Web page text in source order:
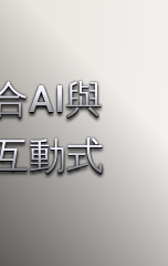
AI與
動式